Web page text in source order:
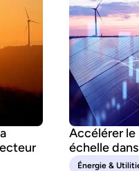
Accélérer le
échelle
Énergie &